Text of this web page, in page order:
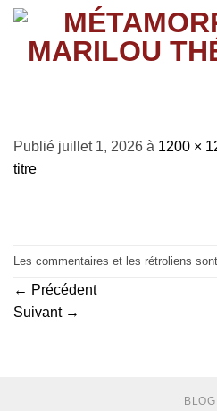
Passer
contenu
Publié juillet 1, 2026 à 1200 ×
titre
Les commentaires et les rétroliens
← Précédent
Suivant →
BLOG